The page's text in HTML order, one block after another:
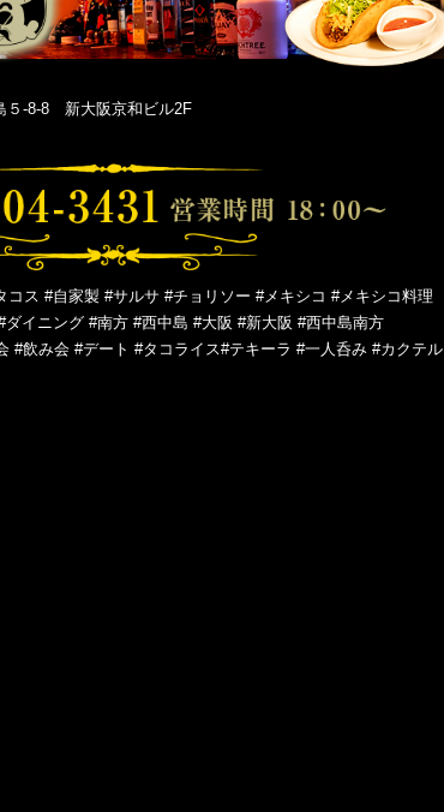
５-8-8 新大阪京和ビル2F
ス #自家製 #サルサ #チョリソー #メキシコ #メキシコ料理
イニング #南方 #西中島 #大阪 #新大阪 #西中島南方
#飲み会 #デート #タコライス#テキーラ #一人呑み #カクテル